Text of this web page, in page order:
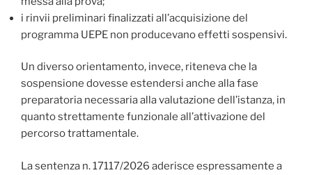
i rinvii preliminari finalizzati all’acquisizione del
programma UEPE non producevano effetti sospensivi.
Un diverso orientamento, invece, riteneva che la
sospensione dovesse estendersi anche alla fase
preparatoria necessaria alla valutazione dell’istanza, in
quanto strettamente funzionale all’attivazione del
percorso trattamentale.
La sentenza n. 17117/2026 aderisce espressamente a